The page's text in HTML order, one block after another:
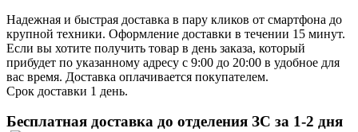
Надежная и быстрая доставка в пару кликов от смартфона до
крупной техники. Оформление доставки в течении 15 минут.
Если вы хотите получить товар в день заказа, который
прибудет по указанному адресу с 9:00 до 20:00 в удобное для
вас время. Доставка оплачивается покупателем.
Срок доставки 1 день.
Бесплатная доставка до отделения ЗС за 1-2 дня